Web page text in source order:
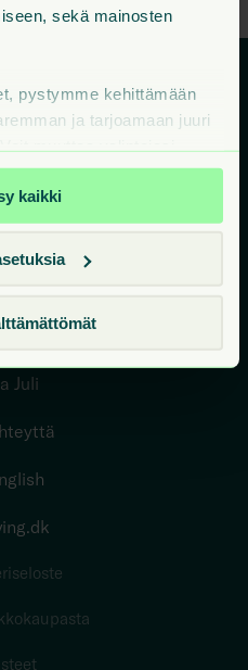
sekä mainosten
pystymme kehittämään
ja tarjoamaan juuri
Evästeet-linkistä.
kaikki
Juli
Juli Living
Juli